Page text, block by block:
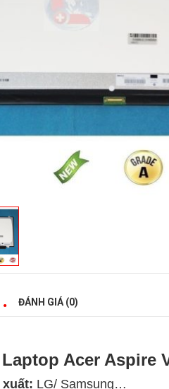
ĐÁNH GIÁ (0)
Acer Aspire
LG/ Samsung…